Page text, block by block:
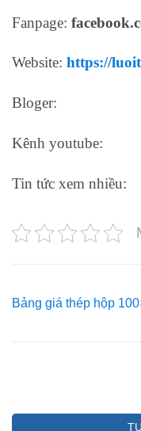
Fanpage:
Website: https://
Bloger:
Kênh youtube:
Tin tức xem nhiều:
Bảng giá thép hộp